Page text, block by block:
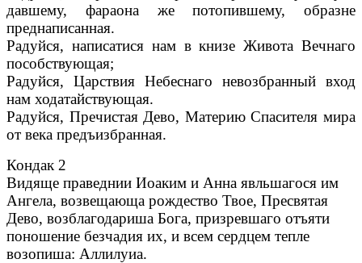
давшему, фараона же потопившему, образне
преднаписанная.
Радуйся, написатися нам в книзе Живота Вечнаго
пособствующая;
Радуйся, Царствия Небеснаго невозбранный вход
нам ходатайствующая.
Радуйся, Пречистая Дево, Материю Спасителя мира
от века предъизбранная.
Кондак 2
Видяще праведнии Иоаким и Анна явльшагося им
Ангела, возвещающа рождество Твое, Пресвятая
Дево, возблагодариша Бога, призревшаго отъяти
поношение безчадия их, и всем сердцем тепле
возопиша: Аллилуиа.